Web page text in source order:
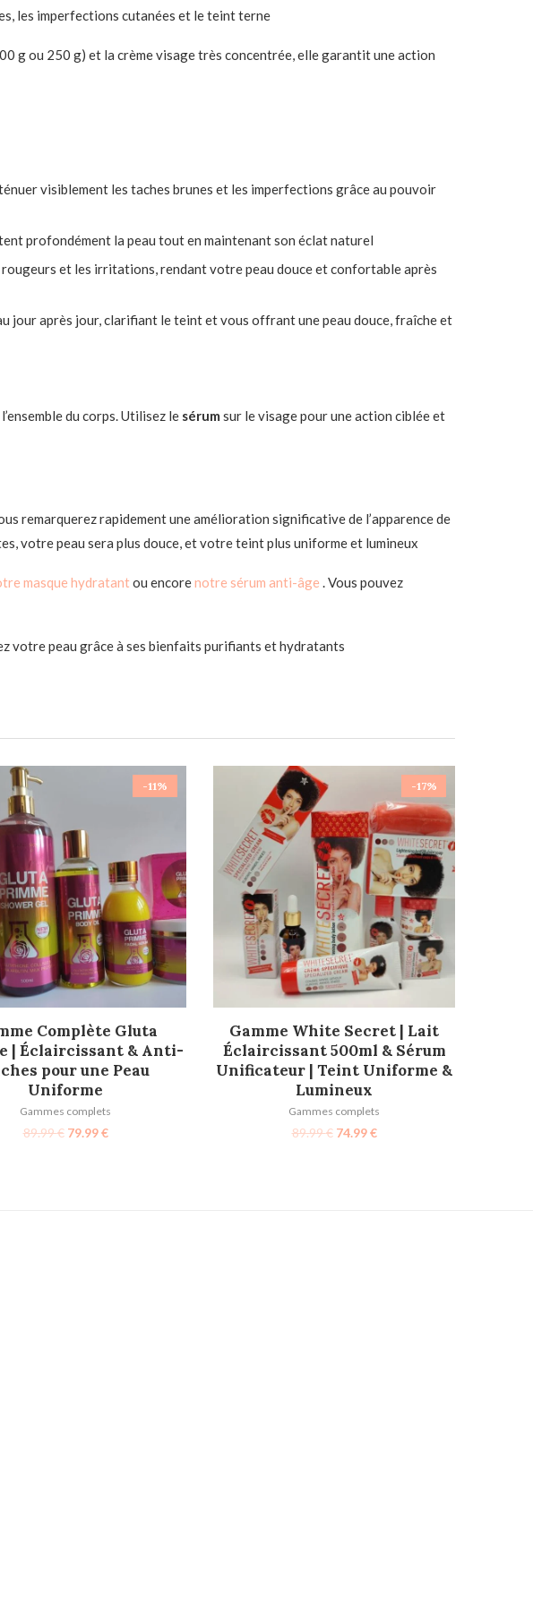
les imperfections cutanées et le teint terne
g ou 250 g) et la crème visage très concentrée, elle garantit une action
visiblement les taches brunes et les imperfections grâce au pouvoir
profondément la peau tout en maintenant son éclat naturel
et les irritations, rendant votre peau douce et confortable après
jour après jour, clarifiant le teint et vous offrant une peau douce, fraîche et
du corps. Utilisez le sérum sur le visage pour une action ciblée et
remarquerez rapidement une amélioration significative de l’apparence de
votre peau sera plus douce, et votre teint plus uniforme et lumineux
masque hydratantou encorenotre sérum anti-âge . Vous pouvez
votre peau grâce à ses bienfaits purifiants et hydratants
-11%
AJOUTER AU PANIER
Complète Gluta
| Éclaircissant & Anti-
pour une Peau
Uniforme
Gammes complets
89.99€ 79.99€
-17%
AJOUTER AU PANIER
Gamme White Secret | Lait
Éclaircissant 500ml & Sérum
Unificateur | Teint Uniforme &
Lumineux
Gammes complets
89.99€ 74.99€